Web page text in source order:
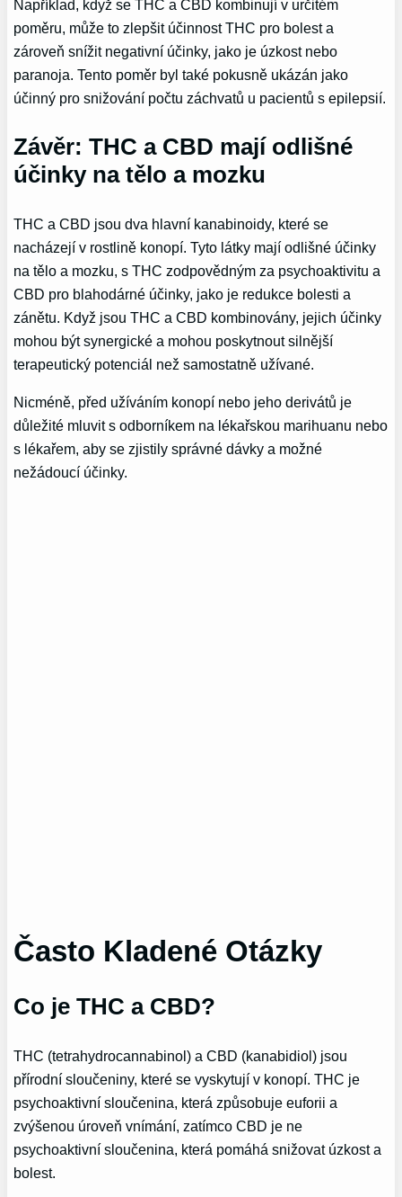
Například, když se THC a CBD kombinují v určitém
poměru, může to zlepšit účinnost THC pro bolest a
zároveň snížit negativní účinky, jako je úzkost nebo
paranoja. Tento poměr byl také pokusně ukázán jako
účinný pro snižování počtu záchvatů u pacientů s epilepsií.
Závěr: THC a CBD mají odlišné
účinky na tělo a mozku
THC a CBD jsou dva hlavní kanabinoidy, které se
nacházejí v rostlině konopí. Tyto látky mají odlišné účinky
na tělo a mozku, s THC zodpovědným za psychoaktivitu a
CBD pro blahodárné účinky, jako je redukce bolesti a
zánětu. Když jsou THC a CBD kombinovány, jejich účinky
mohou být synergické a mohou poskytnout silnější
terapeutický potenciál než samostatně užívané.
Nicméně, před užíváním konopí nebo jeho derivátů je
důležité mluvit s odborníkem na lékařskou marihuanu nebo
s lékařem, aby se zjistily správné dávky a možné
nežádoucí účinky.
Často Kladené Otázky
Co je THC a CBD?
THC (tetrahydrocannabinol) a CBD (kanabidiol) jsou
přírodní sloučeniny, které se vyskytují v konopí. THC je
psychoaktivní sloučenina, která způsobuje euforii a
zvýšenou úroveň vnímání, zatímco CBD je ne
psychoaktivní sloučenina, která pomáhá snižovat úzkost a
bolest.